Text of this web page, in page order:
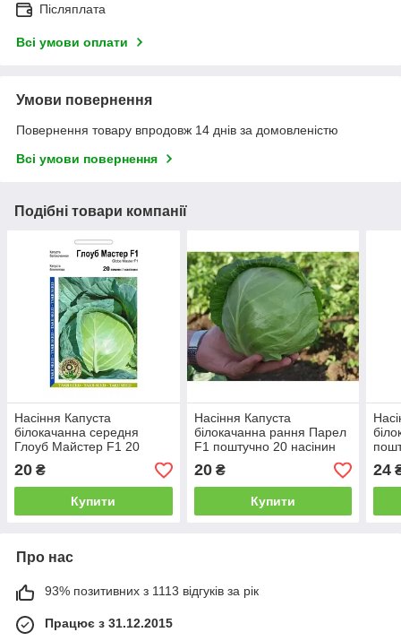
Післяплата
Всі умови оплати
Умови повернення
Повернення товару впродовж 14 днів за домовленістю
Всі умови повернення
Подібні товари компанії
Насіння Капуста
білокачанна середня
Глоуб Майстер F1 20
насінин Takii Seed Агропак
20 ₴
Купити
Насіння Капуста
білокачанна рання Парел
F1 поштучно 20 насінин
Bejo Zaden
20₴
Купити
24
Про нас
93% позитивних з 1113 відгуків за рік
Працює з 31.12.2015